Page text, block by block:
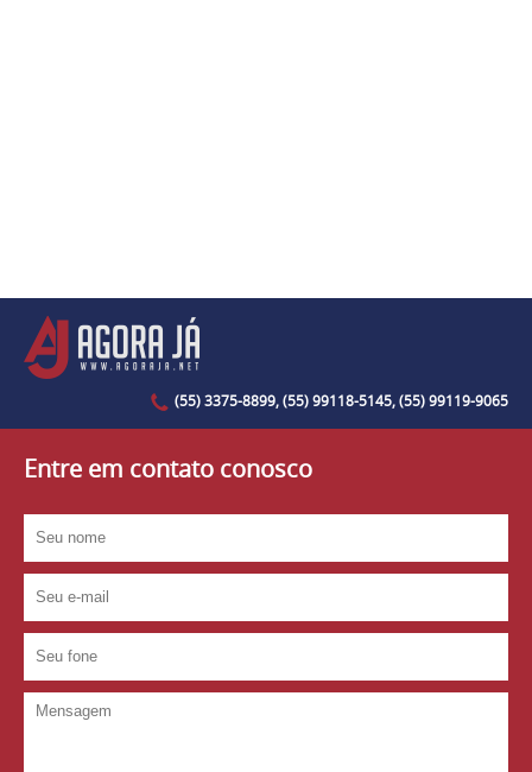
(55) 3375-8899, (55) 99118-5145, (55) 99119-9065
Entre em contato conosco